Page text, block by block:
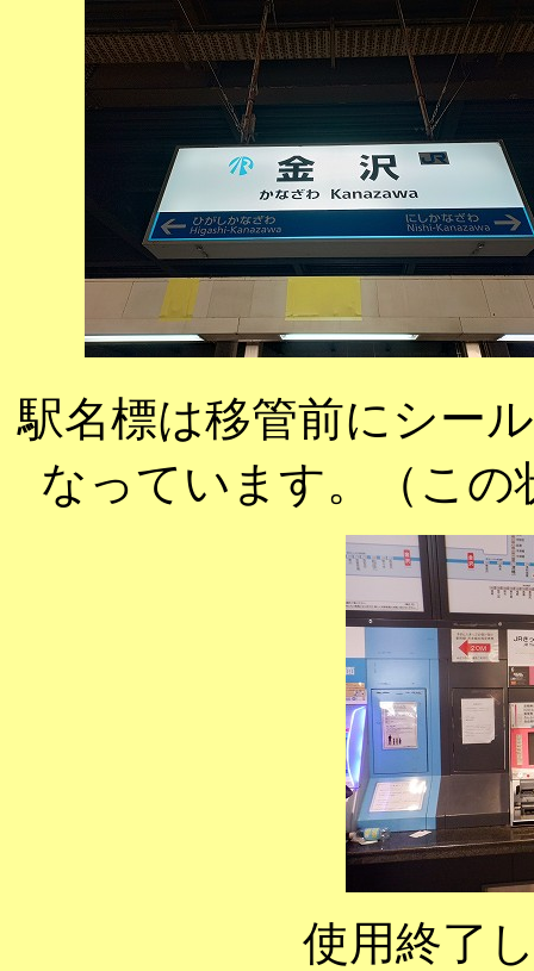
駅名標は移管前にシー
なっています。（こ
使用終了